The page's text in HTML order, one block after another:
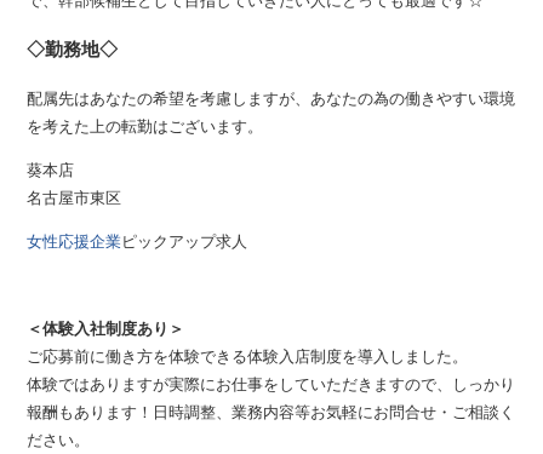
◇勤務地◇
配属先はあなたの希望を考慮しますが、あなたの為の働きやすい環境
を考えた上の転勤はございます。
葵本店
名古屋市東区
女性応援企業ピックアップ求人
＜体験入社制度あり＞
ご応募前に働き方を体験できる体験入店制度を導入しました。
体験ではありますが実際にお仕事をしていただきますので、しっかり
報酬もあります！日時調整、業務内容等お気軽にお問合せ・ご相談く
ださい。